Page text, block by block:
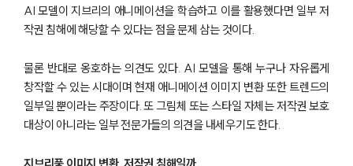
AI 모델이 지브리의 애니메이션을 학습하고 이를 활용했다면 일부 저
작권 침해에 해당할 수 있다는 점을 문제 삼는 것이다.
물론 반대로 옹호하는 의견도 있다. AI 모델을 통해 누구나 자유롭게
창작할 수 있는 시대이며 현재 애니메이션 이미지 변환 또한 트렌드의
일부일 뿐이라는 주장이다. 또 그림체 또는 스타일 자체는 저작권 보호
대상이 아니라는 일부 전문가들의 의견을 내세우기도 한다.